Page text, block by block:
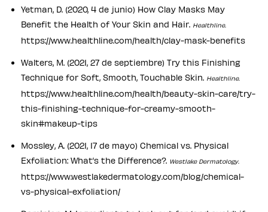
Yetman, D. (2020, 4 de junio) How Clay Masks May
Benefit the Health of Your Skin and Hair. Healthline.
https://www.healthline.com/health/clay-mask-benefits
Walters, M. (2021, 27 de septiembre) Try this Finishing
Technique for Soft, Smooth, Touchable Skin. Healthline.
https://www.healthline.com/health/beauty-skin-care/try-
this-finishing-technique-for-creamy-smooth-
skin#makeup-tips
Mossley, A. (2021, 17 de mayo) Chemical vs. Physical
Exfoliation: What’s the Difference?. Westlake Dermatology.
https://www.westlakedermatology.com/blog/chemical-
vs-physical-exfoliation/